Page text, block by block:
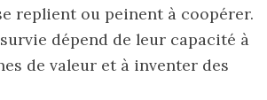
replient ou peinent à coopérer.
dépend de leur capacité à
de valeur et à inventer des